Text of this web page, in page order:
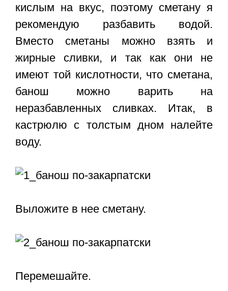
кислым на вкус, поэтому сметану я
рекомендую разбавить водой.
Вместо сметаны можно взять и
жирные сливки, и так как они не
имеют той кислотности, что сметана,
банош можно варить на
неразбавленных сливках. Итак, в
кастрюлю с толстым дном налейте
воду.
Выложите в нее сметану.
Перемешайте.